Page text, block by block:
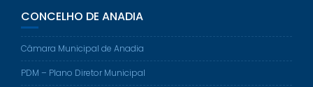
CONCELHO DE ANADIA
Câmara Municipal de Anadia
PDM – Plano Diretor Municipal